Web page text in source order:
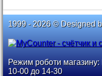
1999 - 2026 © Designed
Режим роботи
10-00 до 14-30